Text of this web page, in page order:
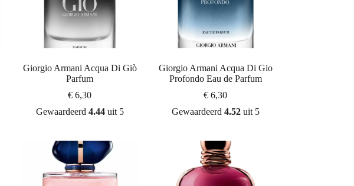
Giorgio Armani Acqua Di Giò
Parfum
€ 6,30
Gewaardeerd 4.44uit 5
Giorgio Armani Acqua Di Gio
Profondo Eau de Parfum
€ 6,30
Gewaardeerd 4.52uit 5